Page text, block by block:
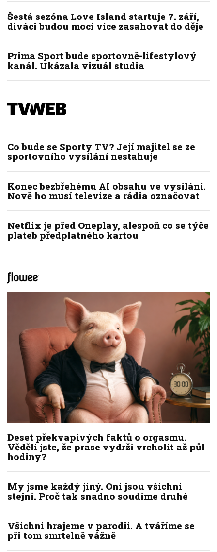
Šestá sezóna Love Island startuje 7. září,
diváci budou moci více zasahovat do děje
Prima Sport bude sportovně-lifestylový
kanál. Ukázala vizuál studia
Co bude se Sporty TV? Její majitel se ze
sportovního vysílání nestahuje
Konec bezbřehému AI obsahu ve vysílání.
Nově ho musí televize a rádia označovat
Netflix je před Oneplay, alespoň co se týče
plateb předplatného kartou
Deset překvapivých faktů o orgasmu.
Věděli jste, že prase vydrží vrcholit až půl
hodiny?
My jsme každý jiný. Oni jsou všichni
stejní. Proč tak snadno soudíme druhé
Všichni hrajeme v parodii. A tváříme se
při tom smrtelně vážně